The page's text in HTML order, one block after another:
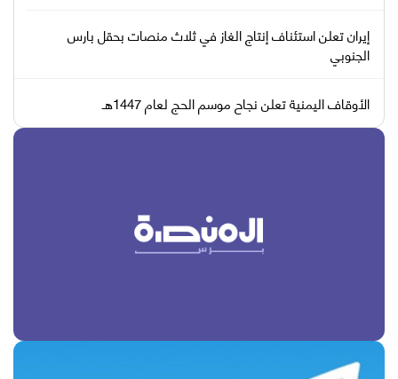
إيران تعلن استئناف إنتاج الغاز في ثلاث منصات بحقل بارس
الجنوبي
الأوقاف اليمنية تعلن نجاح موسم الحج لعام 1447هـ